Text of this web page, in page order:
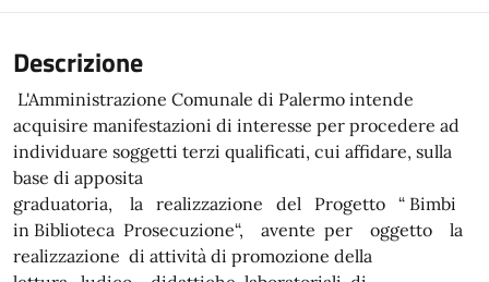
Descrizione
L'Amministrazione Comunale di Palermo intende
acquisire manifestazioni di interesse per procedere ad
individuare soggetti terzi qualificati, cui affidare, sulla
base di apposita
graduatoria, la realizzazione del Progetto “ Bimbi
in Biblioteca Prosecuzione“, avente per oggetto la
realizzazione di attività di promozione della